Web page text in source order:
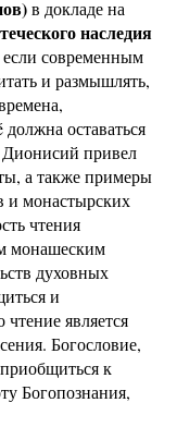
в докладе на
наследия
если современным
и размышлять,
оставаться
привел
а также примеры
и монастырских
чтения
монашеским
духовных
и
является
Богословие,
к
Богопознания,